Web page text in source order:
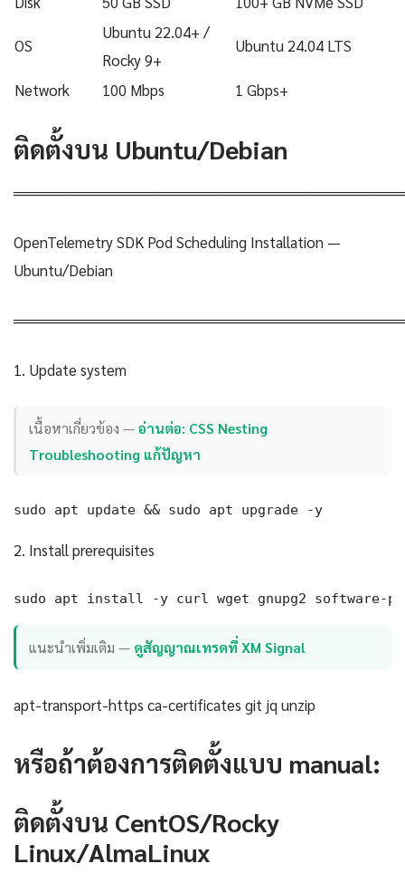
OS
Ubuntu 22.04+ /
Rocky 9+
Ubuntu 24.04 LTS
Network 100 Mbps 1 Gbps+
ติดตั้งบน Ubuntu/Debian
OpenTelemetry SDK Pod Scheduling Installation —
Ubuntu/Debian
1. Update system
เนื้อหาเกี่ยวข้อง —อ่านต่อ: CSS Nesting
Troubleshooting แก้ปัญหา
sudo apt update && sudo apt upgrade -y
2. Install prerequisites
sudo apt install -y curl wget gnupg2 software-
แนะนำเพิ่มเติม — ดูสัญญาณเทรดที่ XM Signal
apt-transport-https ca-certificates git jq unzip
หรือถ้าต้องการติดตั้งแบบ manual:
ติดตั้งบน CentOS/Rocky
Linux/AlmaLinux